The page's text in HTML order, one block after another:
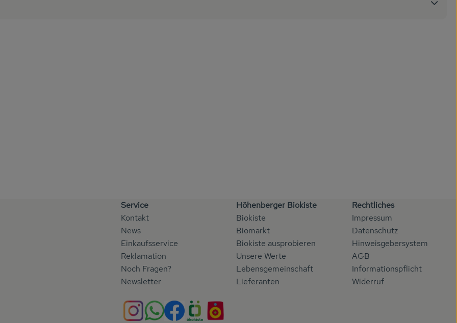
Service
Kontakt
News
Einkaufsservice
Reklamation
Noch Fragen?
Newsletter
Höhenberger Biokiste
Biokiste
Biomarkt
Biokiste ausprobieren
Unsere Werte
Lebensgemeinschaft
Lieferanten
Rechtliches
Impressum
Datenschutz
Hinweisgebersystem
AGB
Informationspflicht
Widerruf
Externer Link zu https://www.instagram.com/hoehenbergerbiokiste
Externer Link zu https://whatsapp.com/channel/
Externer Link zu https://www.facebook.com/hoehenberger.biokiste
Externer Link zu https://www.oekokiste.de/